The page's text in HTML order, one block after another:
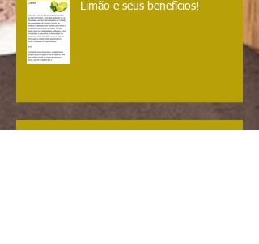
Limão e seus benefícios!